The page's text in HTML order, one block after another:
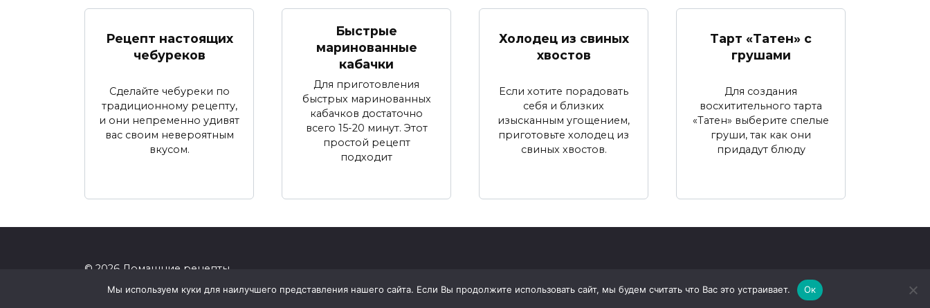
Рецепт настоящих
чебуреков
Сделайте чебуреки по
традиционному рецепту,
и они непременно удивят
вас своим невероятным
вкусом.
Быстрые
маринованные
кабачки
Для приготовления
быстрых маринованных
кабачков достаточно
всего 15-20 минут. Этот
простой рецепт
подходит
Холодец из свиных
хвостов
Если хотите порадовать
себя и близких
изысканным угощением,
приготовьте холодец из
свиных хвостов.
Тарт «Татен» с
грушами
Для создания
восхитительного тартa
«Татен» выберите спелые
груши, так как они
придадут блюду
© 2026 Домашние рецепты
Мы используем куки для наилучшего представления нашего сайта. Если Вы продолжите использовать сайт, мы будем считать что Вас это устраивает. Ок